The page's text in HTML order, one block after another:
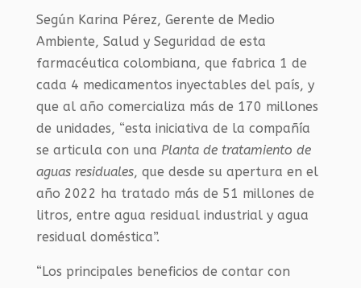
Según Karina Pérez, Gerente de Medio
Ambiente, Salud y Seguridad de esta
farmacéutica colombiana, que fabrica 1 de
cada 4 medicamentos inyectables del país, y
que al año comercializa más de 170 millones
de unidades, “esta iniciativa de la compañía
se articula con una Planta de tratamiento de
aguas residuales, que desde su apertura en el
año 2022 ha tratado más de 51 millones de
litros, entre agua residual industrial y agua
residual doméstica”.
“Los principales beneficios de contar con